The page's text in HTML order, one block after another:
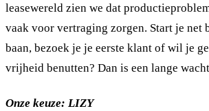
leasewereld zien we dat
vaak voor vertraging zorgen. Start je net
baan, bezoek je je eerste klant of wil je
vrijheid benutten? Dan is een lange
Onze keuze: LIZY